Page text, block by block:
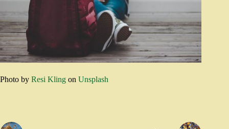
Photo by Resi Kling on Unsplash